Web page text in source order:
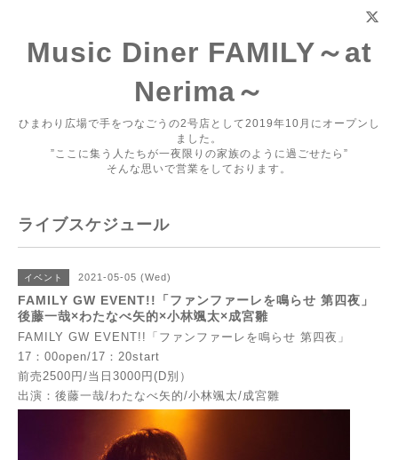
Music Diner FAMILY～at
Nerima～
ひまわり広場で手をつなごうの2号店として2019年10月にオープンし
ました。
”ここに集う人たちが一夜限りの家族のように過ごせたら”
そんな思いで営業をしております。
ライブスケジュール
イベント 2021-05-05 (Wed)
FAMILY GW EVENT!!「ファンファーレを鳴らせ 第四夜」
後藤一哉×わたなべ矢的×小林颯太×成宮雛
FAMILY GW EVENT!!「ファンファーレを鳴らせ 第四夜」
17：00open/17：20start
前売2500円/当日3000円(D別）
出演：後藤一哉/わたなべ矢的/小林颯太/成宮雛